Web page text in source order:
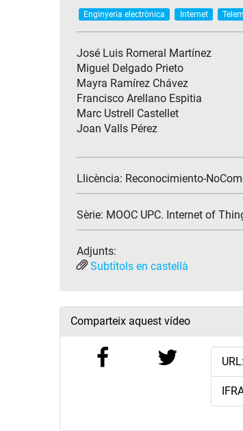
Enginyeria electrònica Internet
José Luis Romeral Martínez
Miguel Delgado Prieto
Mayra Ramírez Chávez
Francisco Arellano Espitia
Marc Ustrell Castellet
Joan Valls Pérez
Llicència: Reconocimiento-
Sèrie: MOOC UPC. Internet of
Adjunts:
Subtítols en castellà
Comparteix aquest vídeo
URL: